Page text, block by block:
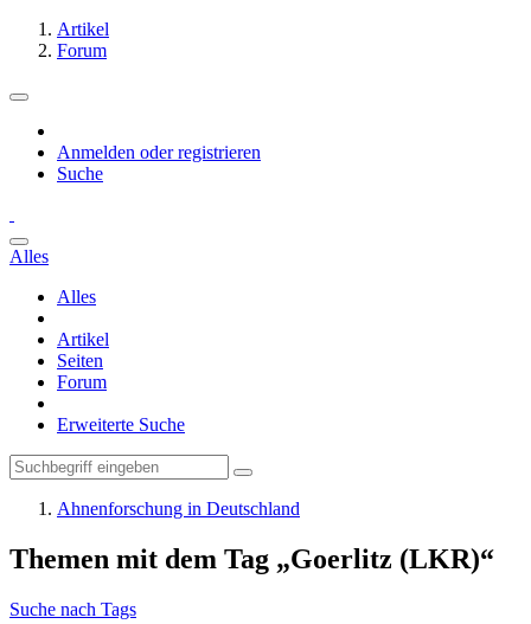
Artikel
Forum
Anmelden oder registrieren
Suche
Alles
Alles
Artikel
Seiten
Forum
Erweiterte Suche
Ahnenforschung in Deutschland
Themen mit dem Tag „Goerlitz (LKR)“
Suche nach Tags